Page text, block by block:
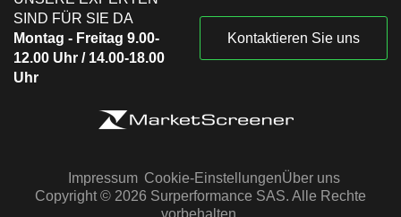
SIND FÜR SIE DA
Montag - Freitag 9.00-
12.00 Uhr / 14.00-18.00
Uhr
Kontaktieren Sie uns
Impressum Cookie-EinstellungenÜber uns
Copyright © 2026 Surperformance SAS. Alle Rechte
vorbehalten.